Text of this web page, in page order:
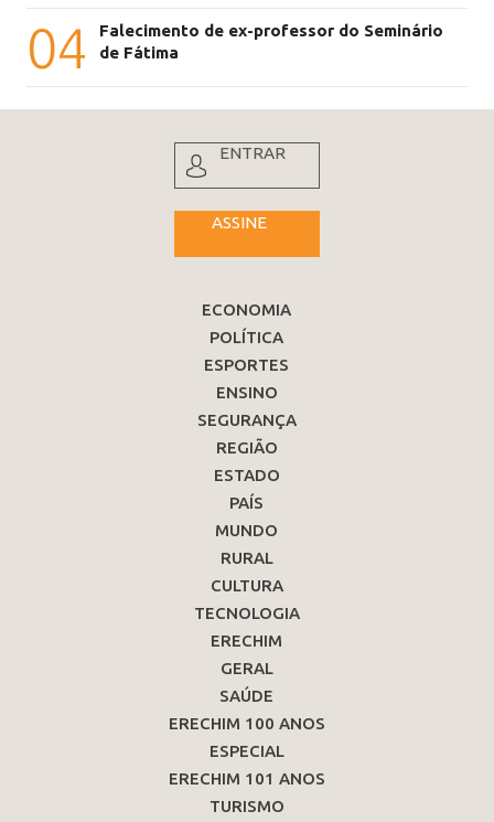
04
Falecimento de ex-professor do Seminário
de Fátima
ENTRAR
ASSINE
ECONOMIA
POLÍTICA
ESPORTES
ENSINO
SEGURANÇA
REGIÃO
ESTADO
PAÍS
MUNDO
RURAL
CULTURA
TECNOLOGIA
ERECHIM
GERAL
SAÚDE
ERECHIM 100 ANOS
ESPECIAL
ERECHIM 101 ANOS
TURISMO